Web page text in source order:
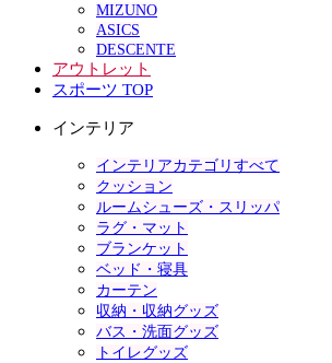
MIZUNO
ASICS
DESCENTE
アウトレット
スポーツ TOP
インテリア
インテリアカテゴリすべて
クッション
ルームシューズ・スリッパ
ラグ・マット
ブランケット
ベッド・寝具
カーテン
収納・収納グッズ
バス・洗面グッズ
トイレグッズ